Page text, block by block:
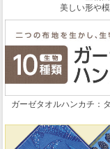
美しい形や
ガーゼタオルハンカチ：